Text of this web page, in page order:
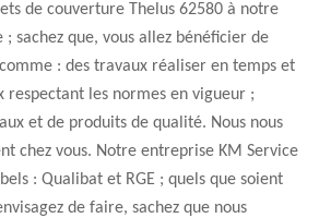
de couverture Thelus 62580 à notre
sachez que, vous allez bénéficier de
: des travaux réaliser en temps et
respectant les normes en vigueur ;
et de produits de qualité. Nous nous
chez vous. Notre entreprise KM Service
: Qualibat et RGE ; quels que soient
de faire, sachez que nous